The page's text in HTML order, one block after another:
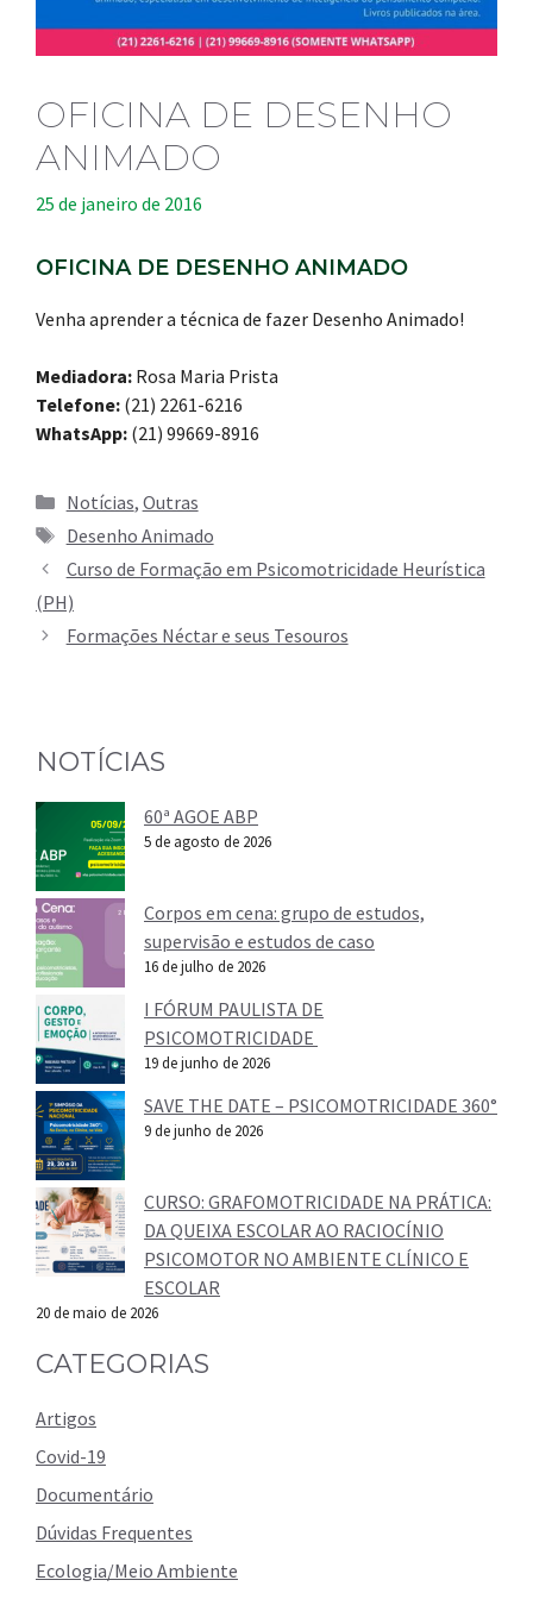
OFICINA DE DESENHO
ANIMADO
25 de janeiro de 2016
OFICINA DE DESENHO ANIMADO
Venha aprender a técnica de fazer Desenho Animado!
Mediadora: Rosa Maria Prista
Telefone: (21) 2261-6216
WhatsApp: (21) 99669-8916
Categorias
Notícias, Outras
Tags
Desenho Animado
Curso de Formação em Psicomotricidade Heurística
(PH)
Formações Néctar e seus Tesouros
NOTÍCIAS
60ª AGOE ABP
5 de agosto de 2026
Corpos em cena: grupo de estudos,
supervisão e estudos de caso
16 de julho de 2026
I FÓRUM PAULISTA DE
PSICOMOTRICIDADE
19 de junho de 2026
SAVE THE DATE – PSICOMOTRICIDADE 360°
9 de junho de 2026
CURSO: GRAFOMOTRICIDADE NA PRÁTICA:
DA QUEIXA ESCOLAR AO RACIOCÍNIO
PSICOMOTOR NO AMBIENTE CLÍNICO E
ESCOLAR
20 de maio de 2026
CATEGORIAS
Artigos
Covid-19
Documentário
Dúvidas Frequentes
Ecologia/Meio Ambiente